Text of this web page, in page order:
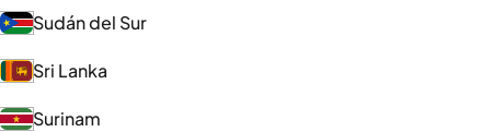
Sudán del Sur
Sri Lanka
Surinam